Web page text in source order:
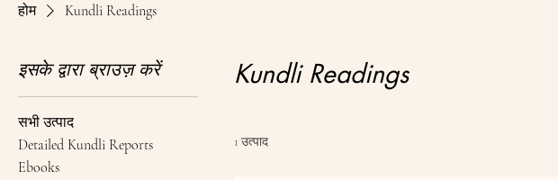
होम Kundli Readings
इसके द्वारा ब्राउज़ करें
सभी उत्पाद
Detailed Kundli Reports
Ebooks
Kundli Readings
1 उत्पाद